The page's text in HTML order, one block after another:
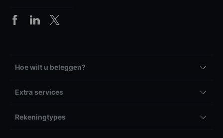
Hoe wilt u beleggen?
Extra services
Rekeningtypes